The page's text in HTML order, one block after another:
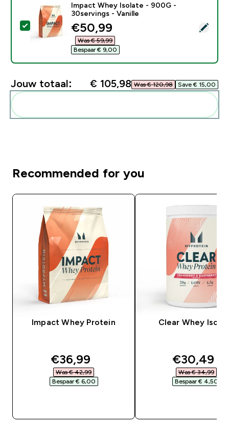
Selecteer dit product - Impact Whey Isolate - 900G -
Impact Whey Isolate - 900G -
30servings - Vanille
discounted price
€50,99‎
Was € 59,99‎
Bespaar € 9,00‎
Jouw totaal: € 105,98‎ Was € 120,98‎ Save € 15,00‎
Recommended for you
Impact Whey Protein
discounted price
€36,99‎
Was € 42,99‎
Bespaar € 6,00‎
Clear Whey
€30,49‎
Was € 34,99‎
Bespaar € 4,50‎